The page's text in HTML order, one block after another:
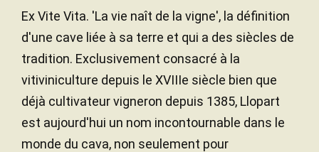
Ex Vite Vita. 'La vie naît de la vigne', la définition
d'une cave liée à sa terre et qui a des siècles de
tradition. Exclusivement consacré à la
vitiviniculture depuis le XVIIIe siècle bien que
déjà cultivateur vigneron depuis 1385, Llopart
est aujourd'hui un nom incontournable dans le
monde du cava, non seulement pour